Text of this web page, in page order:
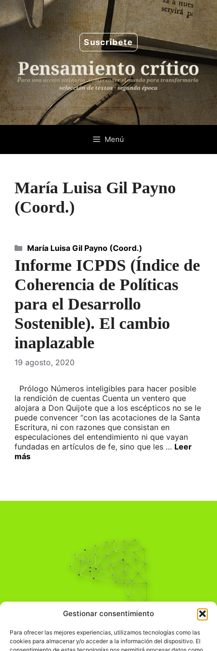
Gestionar consentimiento
Para ofrecer las mejores experiencias, utilizamos tecnologías como las
cookies para almacenar y/o acceder a la información del dispositivo. El
Saltar
al
contenido
Suscríbete
Menú
María Luisa Gil Payno
(Coord.)
Informe ICPDS (Índice de
Coherencia de Políticas
para el Desarrollo
Sostenible). El cambio
inaplazable
19 agosto, 2020
Prólogo Números inteligibles para hacer posible
la rendición de cuentas Cuenta un ventero que
alojara a Don Quijote que a los escépticos no se le
puede convencer “con las acotaciones de la Santa
Escritura, ni con razones que consistan en
especulaciones del entendimiento ni que vayan
fundadas en artículos de fe, sino que les … Leer
más
Categorías
María Luisa Gil Payno (Coord.)
Pensamiento Crítico
Comprender el mundo para transformarlo.